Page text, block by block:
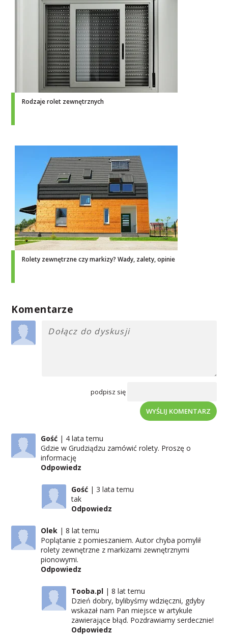
Rodzaje rolet zewnętrznych
Rolety zewnętrzne czy markizy? Wady, zalety, opinie
Komentarze
podpisz się
WYŚLIJ KOMENTARZ
Gość
4 lata temu
Gdzie w Grudziądzu zamówić rolety. Proszę o
informację
Odpowiedz
Gość
3 lata temu
tak
Odpowiedz
Olek
8 lat temu
Poplątanie z pomieszaniem. Autor chyba pomylił
rolety zewnętrzne z markizami zewnętrznymi
pionowymi.
Odpowiedz
Tooba.pl
8 lat temu
Dzień dobry, bylibyśmy wdzięczni, gdyby
wskazał nam Pan miejsce w artykule
zawierające błąd. Pozdrawiamy serdecznie!
Odpowiedz